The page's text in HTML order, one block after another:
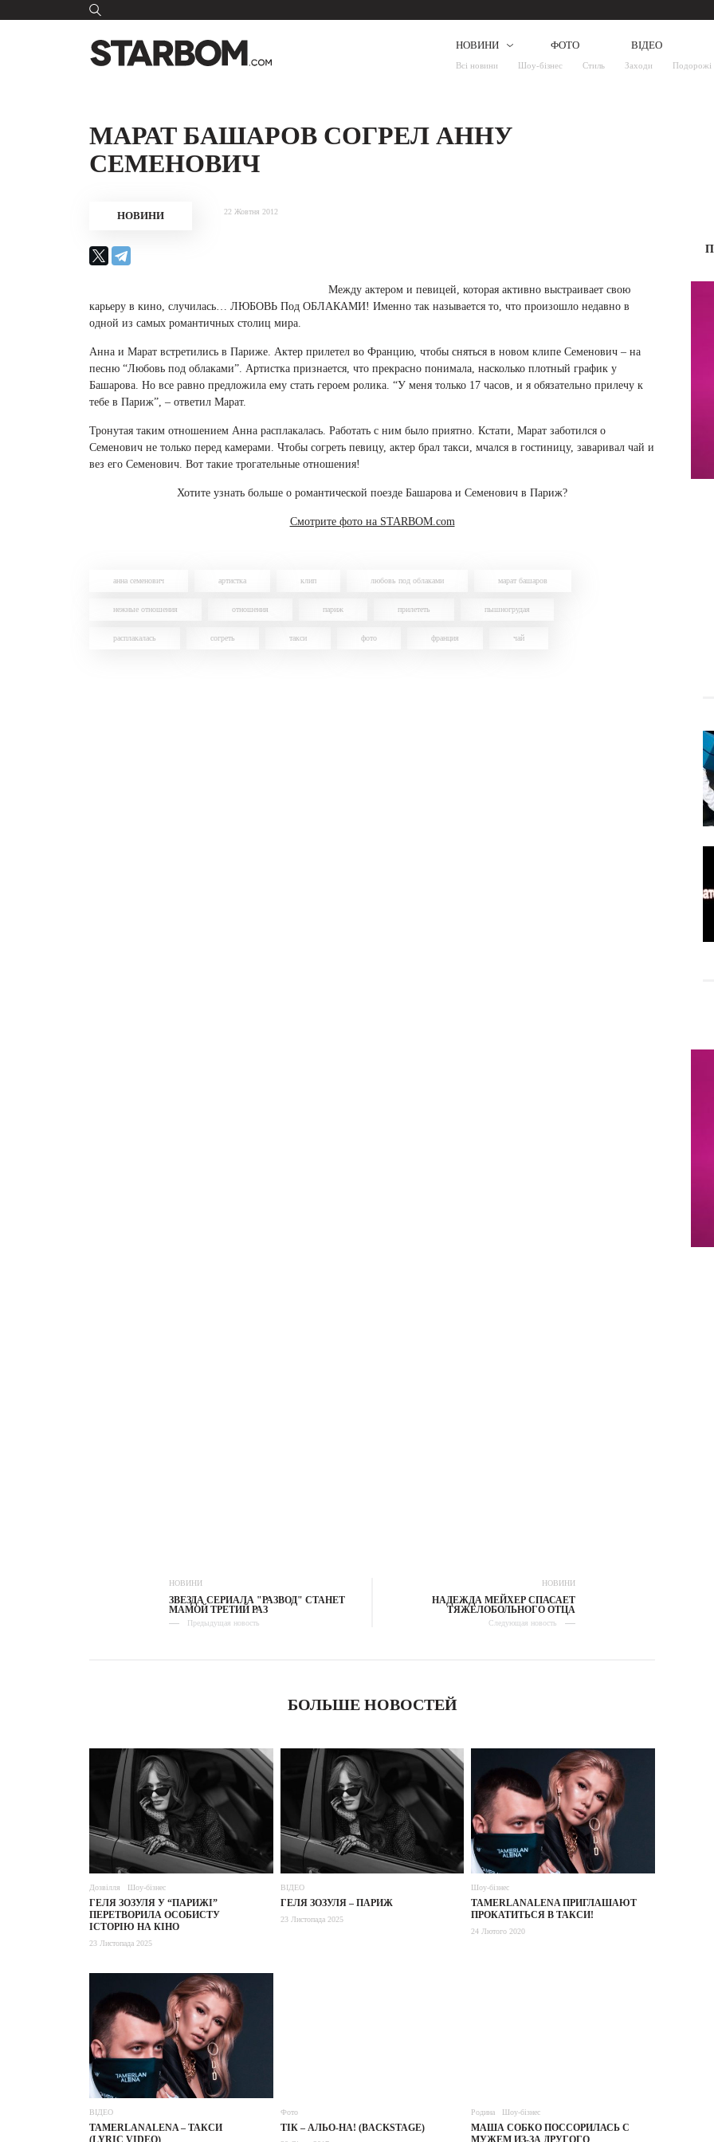
НОВИНИ
Всі новини Шоу-бізнес Стиль Заходи Подорожі
ФОТО ВІДЕО
МАРАТ БАШАРОВ СОГРЕЛ АННУ
СЕМЕНОВИЧ
НОВИНИ 22 Жовтня 2012
Между актером и певицей, которая активно выстраивает свою
карьеру в кино, случилась… ЛЮБОВЬ Под ОБЛАКАМИ! Именно так называется то, что произошло недавно в
одной из самых романтичных столиц мира.
Анна и Марат встретились в Париже. Актер прилетел во Францию, чтобы сняться в новом клипе Семенович – на
песню “Любовь под облаками”. Артистка признается, что прекрасно понимала, насколько плотный график у
Башарова. Но все равно предложила ему стать героем ролика. “У меня только 17 часов, и я обязательно прилечу к
тебе в Париж”, – ответил Марат.
Тронутая таким отношением Анна расплакалась. Работать с ним было приятно. Кстати, Марат заботился о
Семенович не только перед камерами. Чтобы согреть певицу, актер брал такси, мчался в гостиницу, заваривал чай и
вез его Семенович. Вот такие трогательные отношения!
Хотите узнать больше о романтической поезде Башарова и Семенович в Париж?
Смотрите фото на STARBOM.com
анна семенович артистка клип любовь под облаками марат башаров
нежные отношения отношения париж прилететь пышногрудая
расплакалась согреть такси фото франция чай
НОВИНИ
ЗВЕЗДА СЕРИАЛА "РАЗВОД" СТАНЕТ
МАМОЙ ТРЕТИЙ РАЗ
Предыдущая новость
НОВИНИ
НАДЕЖДА МЕЙХЕР СПАСАЕТ
ТЯЖЕЛОБОЛЬНОГО ОТЦА
Следующая новость
БОЛЬШЕ НОВОСТЕЙ
Дозвілля Шоу-бізнес
ГЕЛЯ ЗОЗУЛЯ У “ПАРИЖІ”
ПЕРЕТВОРИЛА ОСОБИСТУ
ІСТОРІЮ НА КІНО
23 Листопада 2025
ВІДЕО
ГЕЛЯ ЗОЗУЛЯ – ПАРИЖ
23 Листопада 2025
Шоу-бізнес
TAMERLANALENA ПРИГЛАШАЮТ
ПРОКАТИТЬСЯ В ТАКСИ!
24 Лютого 2020
ВІДЕО
TAMERLANALENA – ТАКСИ
(LYRIC VIDEO)
Фото
ТІК – АЛЬО-НА! (BACKSTAGE)
Родина Шоу-бізнес
МАША СОБКО ПОССОРИЛАСЬ С
МУЖЕМ ИЗ-ЗА ДРУГОГО